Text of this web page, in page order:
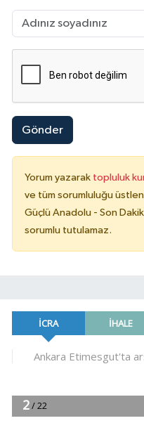
Gönder
Yorum yazarak topluluk
ve tüm sorumluluğu
Güçlü Anadolu - Son
sorumlu tutulamaz.